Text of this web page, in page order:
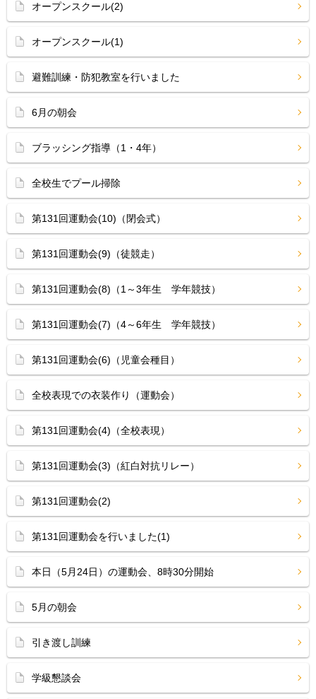
オープンスクール(2)
オープンスクール(1)
避難訓練・防犯教室を行いました
6月の朝会
ブラッシング指導（1・4年）
全校生でプール掃除
第131回運動会(10)（閉会式）
第131回運動会(9)（徒競走）
第131回運動会(8)（1～3年生 学年競技）
第131回運動会(7)（4～6年生 学年競技）
第131回運動会(6)（児童会種目）
全校表現での衣装作り（運動会）
第131回運動会(4)（全校表現）
第131回運動会(3)（紅白対抗リレー）
第131回運動会(2)
第131回運動会を行いました(1)
本日（5月24日）の運動会、8時30分開始
5月の朝会
引き渡し訓練
学級懇談会